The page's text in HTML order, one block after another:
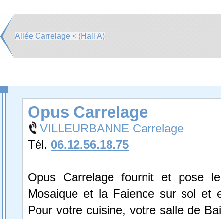
Allée Carrelage < (Hall A)
Opus Carrelage
VILLEURBANNE Carrelage
Tél. 06.12.56.18.75
Opus Carrelage fournit et pose
Mosaique et la Faience sur sol et
Pour votre cuisine, votre salle de